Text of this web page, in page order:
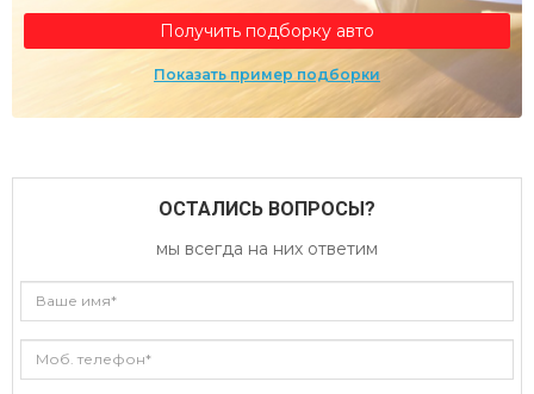
Получить подборку авто
Показать пример подборки
ОСТАЛИСЬ ВОПРОСЫ?
мы всегда на них ответим